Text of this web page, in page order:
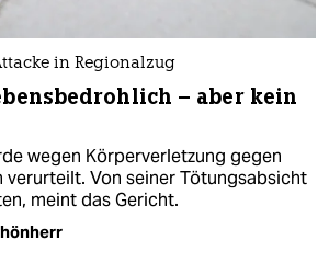
in Regionalzug
– aber kein
wegen Körperverletzung gegen
verurteilt. Von seiner Tötungsabsicht
meint das Gericht.